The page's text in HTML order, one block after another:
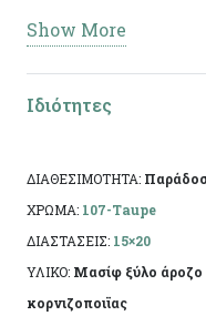
Χαρακτηριστικό
έντονη τεχνητή
όλη την επιφάνεια.
χειροποίητη
επιτρέπει να
αντικείμενο
αποκλίσεις ανά
κατασκευής του.
Show More
Ιδιότητες
ΔΙΑΘΕΣΙΜΟΤΗΤΑ:
ΧΡΩΜΑ: 107-Taupe
ΔΙΑΣΤΑΣΕΙΣ: 15×20
ΥΛΙΚΟ: Μασίφ ξύλο
κορνιζοποιϊας